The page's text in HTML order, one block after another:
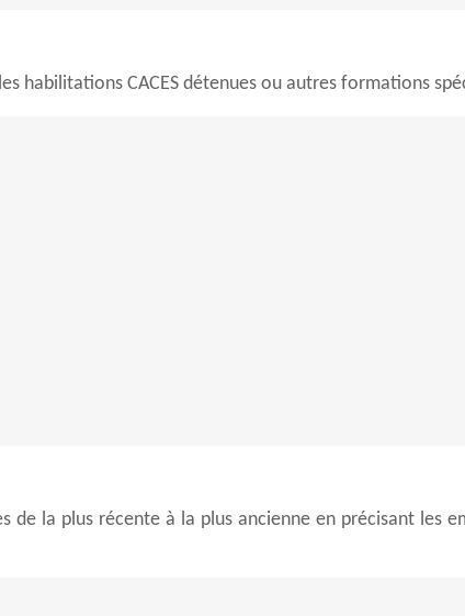
habilitations CACES détenues ou autres formations
de la plus récente à la plus ancienne en précisant les